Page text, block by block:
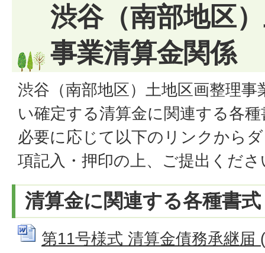
渋谷（南部地区
事業清算金関係
渋谷（南部地区）土地区画整理
い確定する清算金に関連する各
必要に応じて以下のリンクから
項記入・押印の上、ご提出くださ
清算金に関連する各種書式
第11号様式 清算金債務承継届